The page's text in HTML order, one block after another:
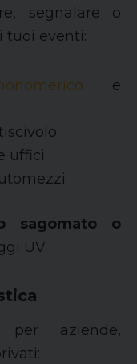
segnalare o
tuoi eventi:
e
uffici
sagomato
o
UV.
per aziende,